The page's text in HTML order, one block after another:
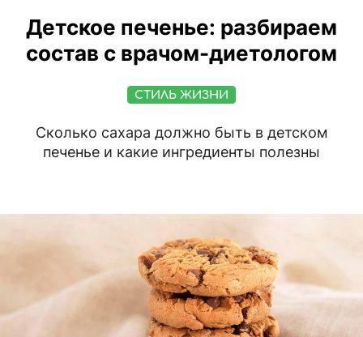
Детское печенье: разбираем
состав с врачом-диетологом
СТИЛЬ ЖИЗНИ
Сколько сахара должно быть в детском
печенье и какие ингредиенты полезны